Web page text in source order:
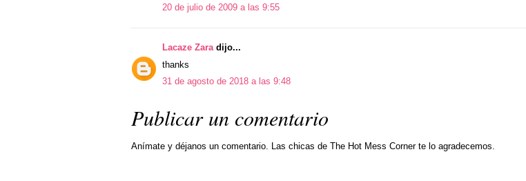
20 de julio de 2009 a las 9:55
Lacaze Zaradijo...
thanks
31 de agosto de 2018 a las 9:48
Publicar un comentario
Anímate y déjanos un comentario. Las chicas de The Hot Mess Corner te lo agradecemos.